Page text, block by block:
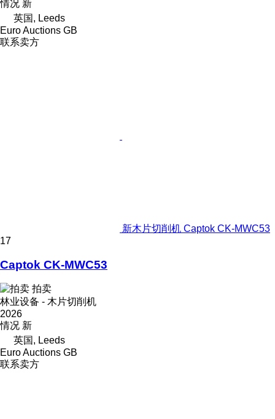
情况 新
英国, Leeds
Euro Auctions GB
联系卖方
新木片切削机 Captok CK-MWC53
17
Captok CK-MWC53
拍卖
林业设备 - 木片切削机
2026
情况 新
英国, Leeds
Euro Auctions GB
联系卖方